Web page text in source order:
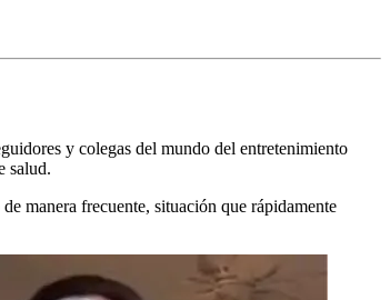
y colegas del mundo del entretenimiento
salud.
manera frecuente, situación que rápidamente